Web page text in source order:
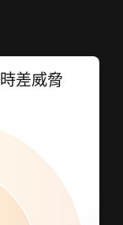
差威脅